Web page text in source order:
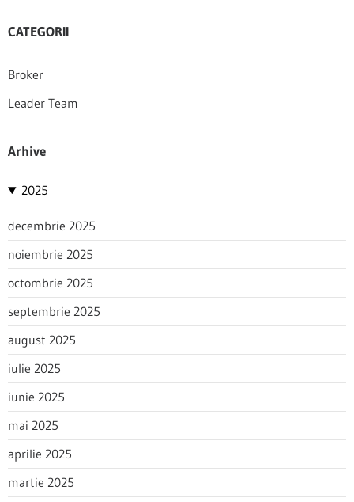
CATEGORII
Broker
Leader Team
Arhive
2025
decembrie 2025
noiembrie 2025
octombrie 2025
septembrie 2025
august 2025
iulie 2025
iunie 2025
mai 2025
aprilie 2025
martie 2025